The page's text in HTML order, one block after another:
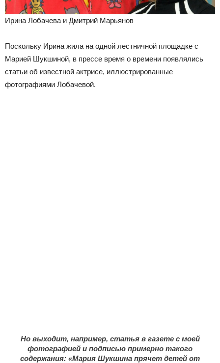
Ирина Лобачева и Дмитрий Марьянов
Поскольку Ирина жила на одной лестничной площадке с
Марией Шукшиной, в прессе время о времени появлялись
статьи об известной актрисе, иллюстрированные
фотографиями Лобачевой.
Но выходит, например, статья в газете с моей
фотографией и подписью примерно такого
содержания: «Мария Шукшина прячет детей от